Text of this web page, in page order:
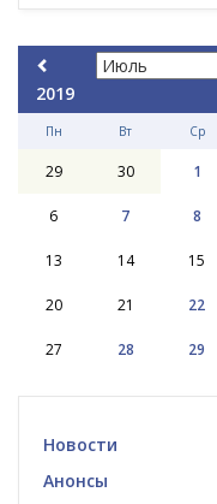
2019
Пн Вт Ср
29 30 1
6 7 8
13 14 15
20 21 22
27 28 29
Новости
Анонсы